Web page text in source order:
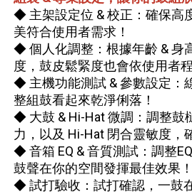
◆ 主架設定位 & 校正：確保高
美符合使用者需求！
◆ 個人化調整：根據年齡 & 身
度，鼓皮鬆緊度也會依使用者
◆ 主機功能測試 & 參數設定：
整組鼓看起來乾淨俐落！
◆ 大鼓 & Hi-Hat 微調：調整鼓
力，以及 Hi-Hat 閉合靈敏度，
◆ 音箱 EQ & 音質測試：調整
鼓聲在你的空間發揮最佳效果！
◆ 試打驗收：試打確認，一鼓